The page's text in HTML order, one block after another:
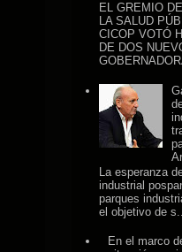
EL GREMIO
LA SALUD
CICOP VOTÓ
DE DOS
La esperanza
industrial
parques
el objetivo de
En el marco